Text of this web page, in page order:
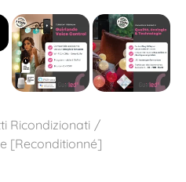
Ricondizionati
[Reconditionné]